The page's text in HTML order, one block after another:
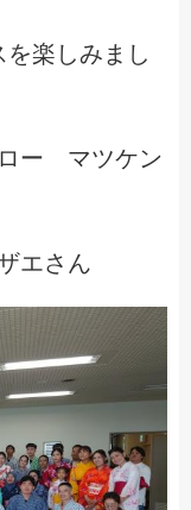
楽しみまし
ー マツケン
エさん